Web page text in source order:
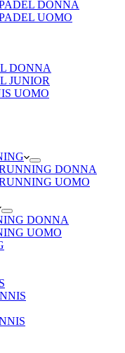
DONNA
UOMO
DONNA
JUNIOR
UOMO
DONNA
UOMO
DONNA
UOMO